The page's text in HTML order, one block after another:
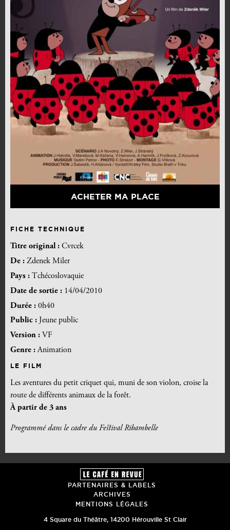
ACHETER MA PLACE
FICHE TECHNIQUE
Titre original : Cvrcek
De : Zdenek Miler
Pays : Tchécoslovaquie
Date de sortie : 14/04/2010
Durée : 0h40
Public : Jeune public
Version : VF
Genre :Animation
LE FILM
Les aventures du petit criquet qui, muni de son violon, croise la
route de différents animaux de la forêt.
À partir de 3 ans
Programmé dans le cadre du Festival Ribambelle
PARTENAIRES & LABELS
ARCHIVES
MENTIONS LÉGALES
4 Square du Théâtre, 14200 Hérouville St Clair